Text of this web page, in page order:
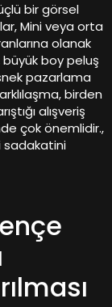
bir görsel
Mini veya orta
olanak
büyük boy peluş
pazarlama
birden
alışveriş
çok önemlidir.,
sadakatini